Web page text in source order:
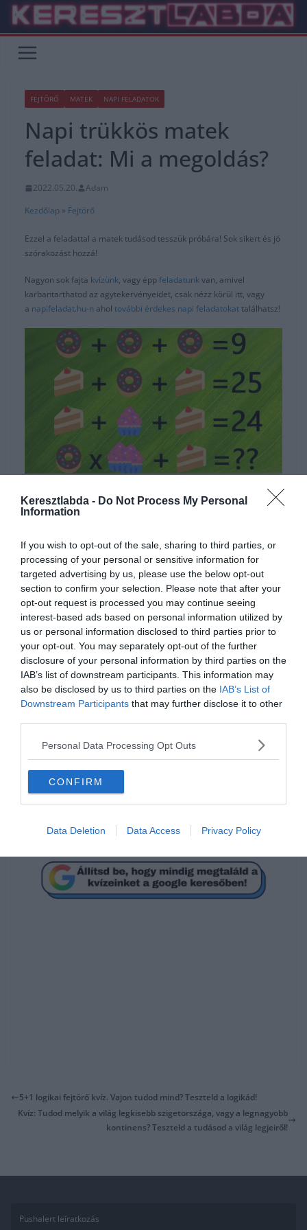
Keresztlabda - Do Not Process My Personal
Information
If you wish to opt-out of the sale, sharing to third parties, or
processing of your personal or sensitive information for
targeted advertising by us, please use the below opt-out
section to confirm your selection. Please note that after your
opt-out request is processed you may continue seeing
interest-based ads based on personal information utilized by
us or personal information disclosed to third parties prior to
your opt-out. You may separately opt-out of the further
disclosure of your personal information by third parties on the
IAB’s list of downstream participants. This information may
also be disclosed by us to third parties on the IAB’s List of
Downstream Participants that may further disclose it to other
Personal Data Processing Opt Outs
CONFIRM
Data Deletion Data Access Privacy Policy
Skip
content
FEJTÖRŐ MATEK NAPI FELADATOK
Napi trükkös matek
feladat: Mi a megoldás?
2022.05.20.
Adam
Kezdőlap » Fejtörő
Ezzel a feladattal a matek tudásod tesszük próbára! Sok sikert és jó
szórakozást hozzá!
Nagyon sok fajta kvízünk, vagy éppfeladatunkvan, amivel
karbantarthatod az agytekervényeidet, csak nézz körül itt, vagy
a napifeladat.hu-n ahol további érdekes napi feladatokattalálhatsz!
Mi a megoldás?
17
23
19
5+1 logikai fejtörő kvíz. Vajon tudod mind? Teszteld a logikád!
Kvíz: Tudod melyik a világ legkisebb szigetországa, vagy a legnagyobb
kontinens? Teszteld a tudásod a világ legjeiről!
Pushalert leíratkozás